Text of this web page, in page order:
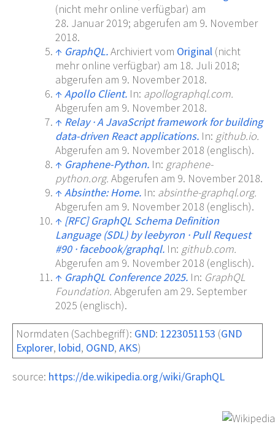
(nicht mehr online verfügbar) am
28. Januar 2019; abgerufen am 9. November
2018.
↑ GraphQL.Archiviertvom Original (nicht
mehr online verfügbar) am 18. Juli 2018;
abgerufen am 9. November 2018.
↑Apollo Client. In: apollographql.com.
Abgerufen am 9. November 2018.
↑ Relay · A JavaScript framework for building
data-driven React applications. In: github.io.
Abgerufen am 9. November 2018 (englisch).
↑ Graphene-Python. In: graphene-
python.org. Abgerufen am 9. November 2018.
↑Absinthe: Home. In: absinthe-graphql.org.
Abgerufen am 9. November 2018 (englisch).
↑ [RFC]GraphQL Schema Definition
Language (SDL) by leebyron · Pull Request
#90 · facebook/graphql. In: github.com.
Abgerufen am 9. November 2018 (englisch).
↑ GraphQL Conference 2025. In: GraphQL
Foundation. Abgerufen am 29. September
2025 (englisch).
Normdaten (Sachbegriff): GND: 1223051153 (GND
Explorer, lobid, OGND, AKS)
source: https://de.wikipedia.org/wiki/GraphQL